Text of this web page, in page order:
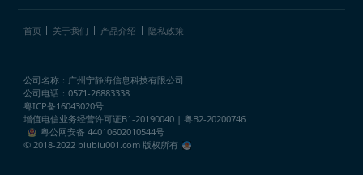
首页 关于我们 产品介绍 隐私政策
公司名称：广州宁静海信息科技有限公司
公司电话：0571-26883338
粤ICP备16043020号
增值电信业务经营许可证B1-20190040 | 粤B2-20200746
粤公网安备 44010602010544号
© 2018-2022 biubiu001.com 版权所有